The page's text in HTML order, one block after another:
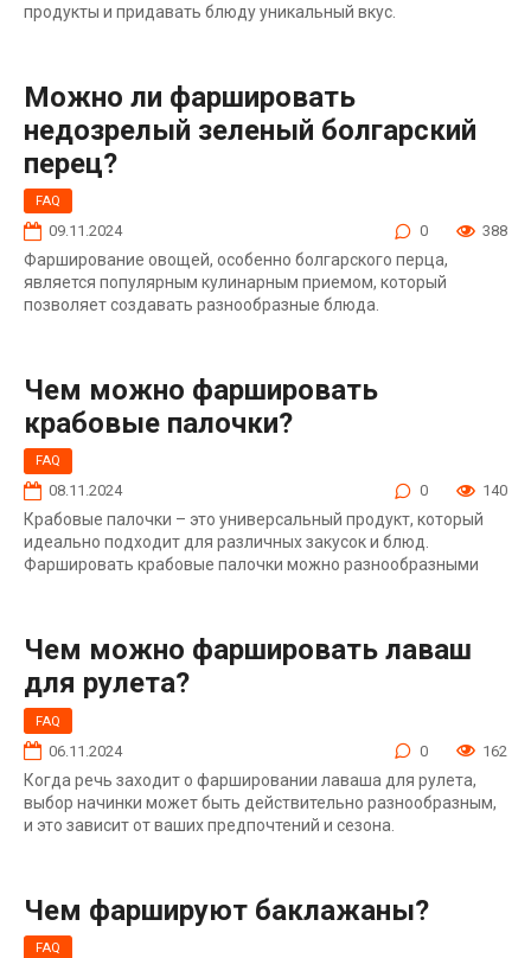
продукты и придавать блюду уникальный вкус.
Можно ли фаршировать
недозрелый зеленый болгарский
перец?
FAQ
09.11.2024 0 388
Фарширование овощей, особенно болгарского перца,
является популярным кулинарным приемом, который
позволяет создавать разнообразные блюда.
Чем можно фаршировать
крабовые палочки?
FAQ
08.11.2024 0 140
Крабовые палочки – это универсальный продукт, который
идеально подходит для различных закусок и блюд.
Фаршировать крабовые палочки можно разнообразными
Чем можно фаршировать лаваш
для рулета?
FAQ
06.11.2024 0 162
Когда речь заходит о фаршировании лаваша для рулета,
выбор начинки может быть действительно разнообразным,
и это зависит от ваших предпочтений и сезона.
Чем фаршируют баклажаны?
FAQ